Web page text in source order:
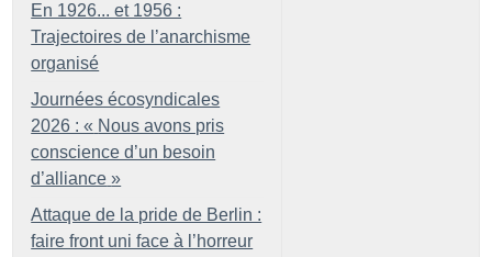
En 1926... et 1956 :
Trajectoires de l’anarchisme
organisé
Journées écosyndicales
2026 : « Nous avons pris
conscience d’un besoin
d’alliance »
Attaque de la pride de Berlin :
faire front uni face à l’horreur